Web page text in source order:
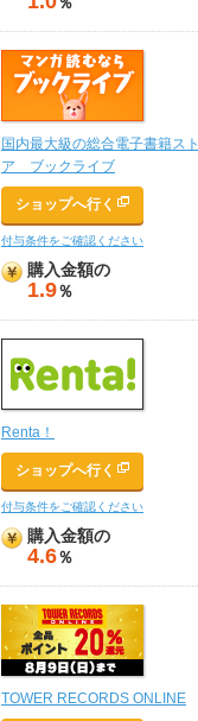
国内最大級の総合電子書籍スト
ア ブックライブ
ショップへ行く
付与条件をご確認ください
購入金額の
1.9％
Renta！
ショップへ行く
付与条件をご確認ください
購入金額の
4.6％
TOWER RECORDS ONLINE